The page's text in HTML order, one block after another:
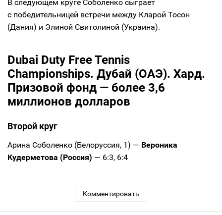
В следующем круге Соболенко сыграет
с победительницей встречи между Кларой Тосон
(Дания) и Элиной Свитолиной (Украина).
Dubai Duty Free Tennis
Championships. Дубай (ОАЭ). Хард.
Призовой фонд — более 3,6
миллионов долларов
Второй круг
Арина Соболенко (Белоруссия, 1) — Вероника
Кудерметова (Россия) — 6:3, 6:4
Комментировать